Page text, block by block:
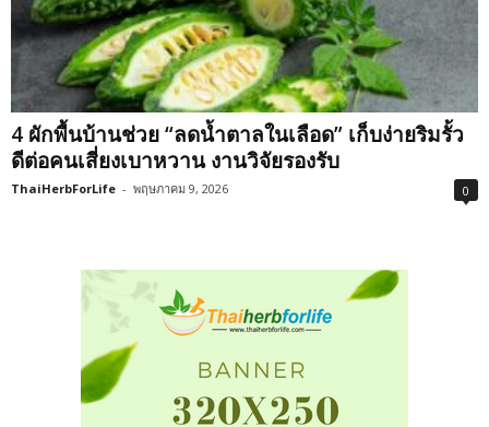
4 ผักพื้นบ้านช่วย “ลดน้ำตาลในเลือด” เก็บง่ายริมรั้ว
ดีต่อคนเสี่ยงเบาหวาน งานวิจัยรองรับ
ThaiHerbForLife - พฤษภาคม 9, 2026 0